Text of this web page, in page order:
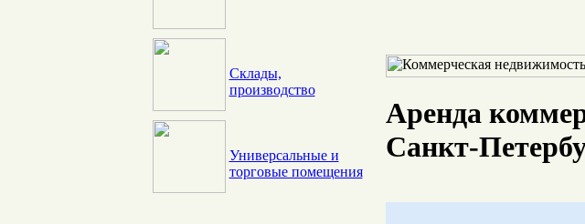
Склады,
производство
Универсальные и
торговые помещения
Аренда
Санкт-